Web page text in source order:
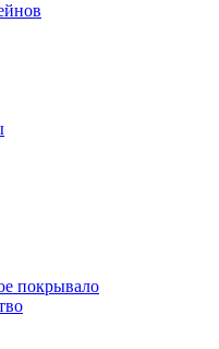
покрывало